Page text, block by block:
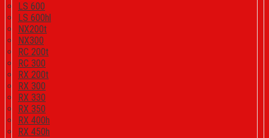
LS 600
LS 600hl
NX200t
NX300
RC 200t
RC 300
RX 200t
RX 300
RX 330
RX 350
RX 400h
RX 450h